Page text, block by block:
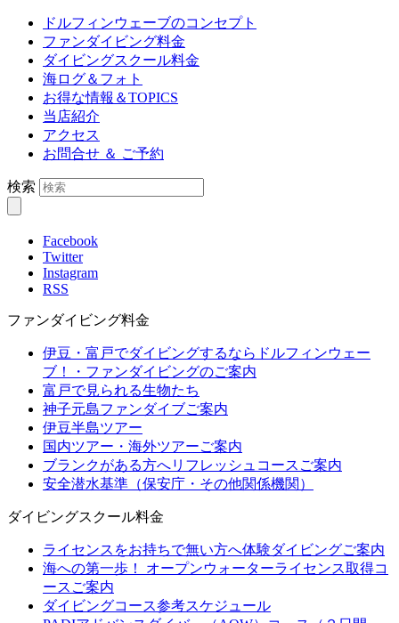
ドルフィンウェーブのコンセプト
ファンダイビング料金
ダイビングスクール料金
海ログ＆フォト
お得な情報＆TOPICS
当店紹介
アクセス
お問合せ ＆ ご予約
検索
Facebook
Twitter
Instagram
RSS
ファンダイビング料金
伊豆・富戸でダイビングするならドルフィンウェー
ブ！・ファンダイビングのご案内
富戸で見られる生物たち
神子元島ファンダイブご案内
伊豆半島ツアー
国内ツアー・海外ツアーご案内
ブランクがある方へリフレッシュコースご案内
安全潜水基準（保安庁・その他関係機関）
ダイビングスクール料金
ライセンスをお持ちで無い方へ体験ダイビングご案内
海への第一歩！ オープンウォーターライセンス取得コ
ースご案内
ダイビングコース参考スケジュール